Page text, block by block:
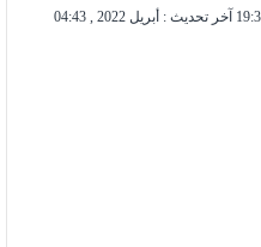
آخر تحديث : أبريل 2022 , 04:43